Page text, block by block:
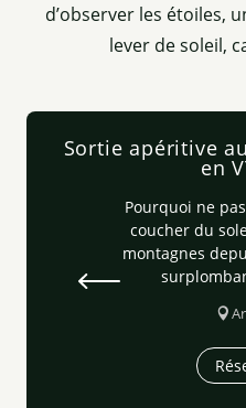
d’observer les étoiles,
lever de soleil,
Sortie apéritive
en
Pourquoi ne
coucher du
montagnes